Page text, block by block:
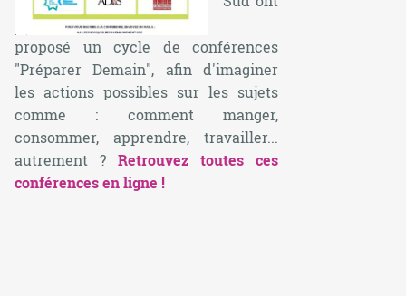
proposé un cycle de conférences
"Préparer Demain", afin d'imaginer
les actions possibles sur les sujets
comme : comment manger,
consommer, apprendre, travailler...
autrement ?Retrouvez toutes ces
conférences en ligne !